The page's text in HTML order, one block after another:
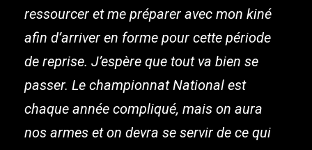
ressourcer et me préparer avec mon kiné
afin d’arriver en forme pour cette période
de reprise. J’espère que tout va bien se
passer. Le championnat National est
chaque année compliqué, mais on aura
nos armes et on devra se servir de ce qui